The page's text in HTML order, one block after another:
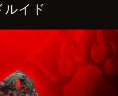
イド